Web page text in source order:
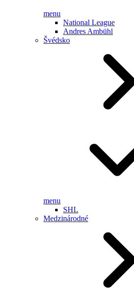
menu
National League
Andres Ambühl
Švédsko
menu
SHL
Medzinárodné